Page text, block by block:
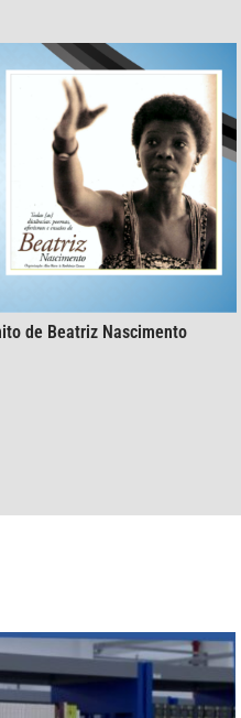
de Beatriz Nascimento